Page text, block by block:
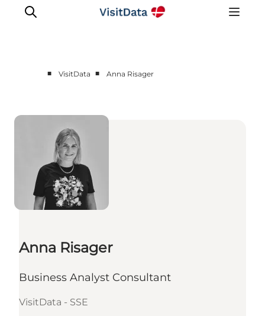
Nyheder
Kom på VisitData
Få mere ud af VisitData
■ VisitData ■ Anna Risager
Anna Risager
Business Analyst Consultant
VisitData - SSE